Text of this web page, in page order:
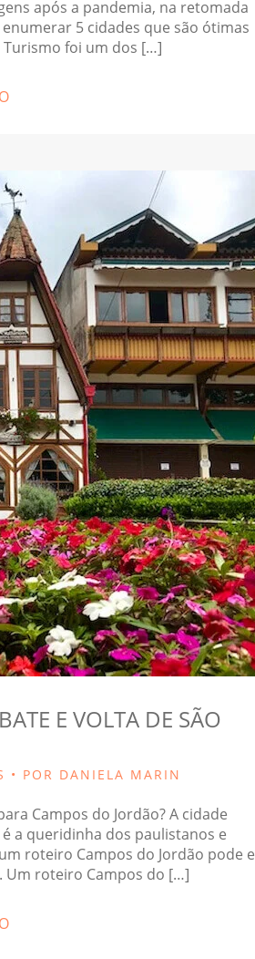
após a pandemia, na retomada
5 cidades que são ótimas
Turismo foi um dos […]
E VOLTA DE SÃO
• POR DANIELA MARIN
Campos do Jordão? A cidade
a queridinha dos paulistanos e
roteiro Campos do Jordão pode e
Um roteiro Campos do […]